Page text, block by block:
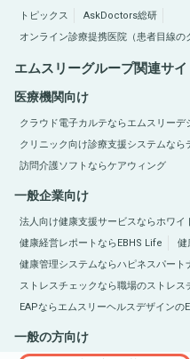
トピックス
AskDoctors総研
オンライン診療提携医院（患者目線の
エムスリーグループ関連サイ
医療機関向け
クラウド電子カルテならエムスリーデ
クリニック向け診療支援システムなら
訪問介護ソフトならケアウィング
一般企業向け
法人向け健康支援サービスならホワ
健康経営レポートならEBHS Life
健
健康管理システムならハピネスパート
ストレスチェックなら職場のストレ
EAPならエムスリーヘルスデザインの
一般の方向け